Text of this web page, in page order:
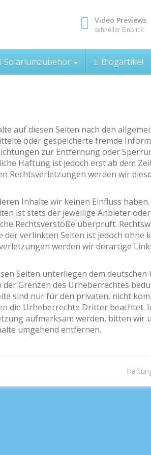
Video Previews
schneller Einblick
Solariumzubehör Blogartikel
auf diesen Seiten nach den
oder gespeicherte fremde
zur Entfernung oder
Haftung ist jedoch erst ab dem
Rechtsverletzungen werden wir
Inhalte wir keinen Einfluss
ist stets der jeweilige Anbieter
Rechtsverstöße überprüft.
verlinkten Seiten ist jedoch ohne
werden wir derartige
Seiten unterliegen dem
Grenzen des Urheberrechtes
sind nur für den privaten, nicht
die Urheberrechte Dritter beachtet.
aufmerksam werden, bitten wir
umgehend entfernen.